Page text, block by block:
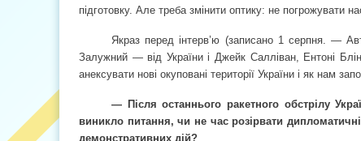
підготовку. Але треба змінити оптику: не погрожувати
Якраз перед інтерв’ю (записано 1 серпня. —
Залужний — від України і Джейк Салліван, Ентоні
анексувати нові окуповані території України і як нам
— Після останнього ракетного обстрілу
виникло питання, чи не час розірвати
демонстративних дій?